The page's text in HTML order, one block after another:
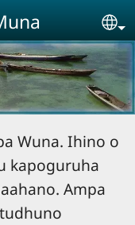
Wuna. Ihino o
kapoguruha
Ampa